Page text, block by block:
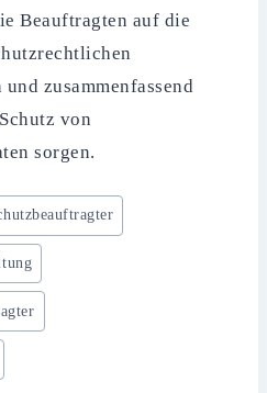
Beauftragten auf die
zusammenfassend
von
sorgen.